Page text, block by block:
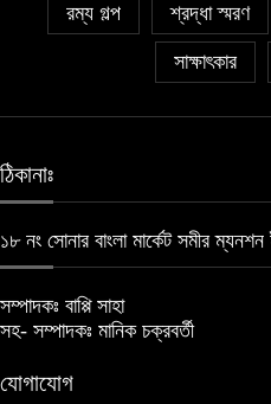
রম্য গল্প শ্রদ্ধা স্মরণ
সাক্ষাৎকার
ঠিকানাঃ
১৮ নং সোনার বাংলা মার্কেট সমীর
সম্পাদকঃ বাপ্পি সাহা
সহ- সম্পাদকঃ মানিক চক্রবর্তী
যোগাযোগ